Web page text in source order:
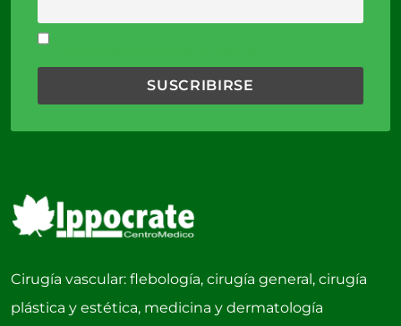
Cirugía vascular: flebología, cirugía general, cirugía
plástica y estética, medicina y dermatología